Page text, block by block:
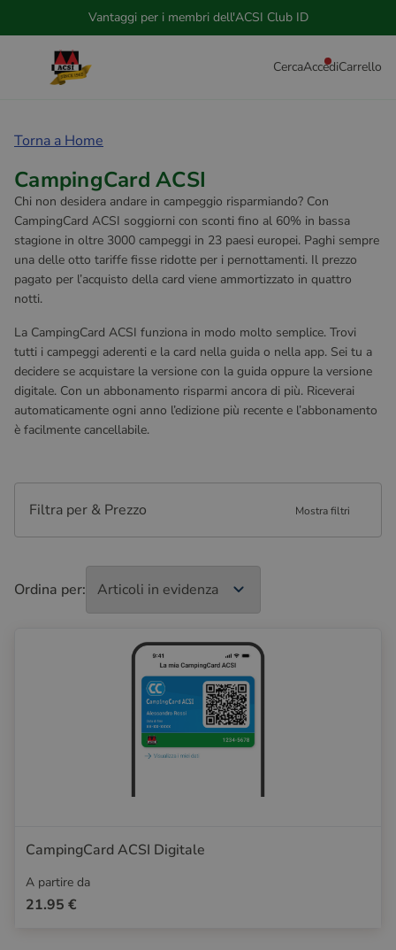
Vantaggi per i membri dell'ACSI Club ID
CercaAccediCarrello
Torna a Home
CampingCard ACSI
Chi non desidera andare in campeggio risparmiando? Con
CampingCard ACSI soggiorni con sconti fino al 60% in bassa
stagione in oltre 3000 campeggi in 23 paesi europei. Paghi sempre
una delle otto tariffe fisse ridotte per i pernottamenti. Il prezzo
pagato per l’acquisto della card viene ammortizzato in quattro
notti.
La CampingCard ACSI funziona in modo molto semplice. Trovi
tutti i campeggi aderenti e la card nella guida o nella app. Sei tu a
decidere se acquistare la versione con la guida oppure la versione
digitale. Con un abbonamento risparmi ancora di più. Riceverai
automaticamente ogni anno l’edizione più recente e l’abbonamento
è facilmente cancellabile.
Filtra per & Prezzo Mostra filtri
Ordina per:
CampingCard ACSI Digitale
A partire da
21.95 €